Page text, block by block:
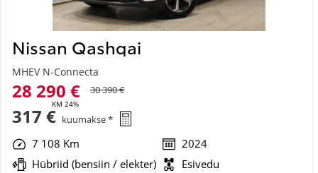
Nissan Qashqai
MHEV N-Connecta
28 290 €
KM 24%
30 390 €
317 € kuumakse *
7 108 Km
2024
Hübriid (bensiin / elekter)
Esivedu